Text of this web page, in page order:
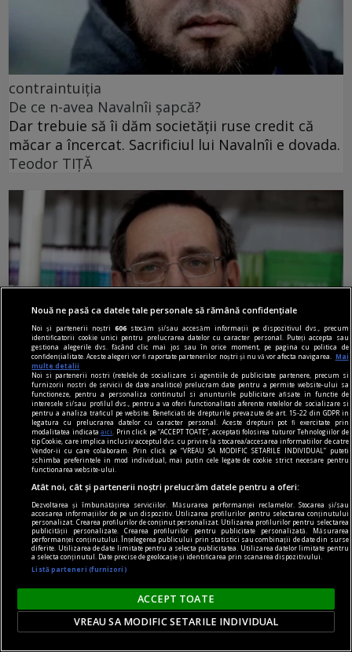
contraintuiția
De ce n-avea Navalnîi șapcă?
Dar trebuie să îi dăm societății ruse credit că
măcar a încercat. Sacrificiul lui Navalnîi e dovada.
Teodor TIŢĂ
la răscruce de gînduri
Succesiunea
Nici Europa nu stă grozav înaintea unor alegeri
care pot să împingă în parlamentele europene
diferiți demagogi cu promisiuni maximale și
capacități mediocre.
Andrei CORNEA
Nouă ne pasă ca datele tale personale să rămână confidențiale
Noi și partenerii noștri606 stocăm și/sau accesăm informații pe dispozitivul dvs., precum
identificatorii cookie unici pentru prelucrarea datelor cu caracter personal. Puteți accepta sau
gestiona alegerile dvs. făcând clic mai jos sau în orice moment, pe pagina cu politica de
confidențialitate. Aceste alegeri vor fi raportate partenerilor noștri și nu vă vor afecta navigarea.
Mai
multe detalii
Noi si partenerii nostri (retelele de socializare si agentiile de publicitate partenere, precum si
furnizorii nostri de servicii de date analitice) prelucram date pentru a permite website-ului sa
functioneze, pentru a personaliza continutul si anunturile publicitare afisate in functie de
interesele si/sau profilul dvs., pentru a va oferi functionalitati aferente retelelor de socializare si
pentru a analiza traficul pe website. Beneficiati de drepturile prevazute de art. 15-22 din GDPR in
legatura cu prelucrarea datelor cu caracter personal. Aceste drepturi pot fi exercitate prin
modalitatea indicataaici
. Prin click pe “ACCEPT TOATE”, acceptati folosirea tuturor Tehnologiilor de
tip Cookie, care implica inclusiv acceptul dvs. cu privire la stocarea/accesarea informatiilor de catre
Vendor-ii cu care colaboram. Prin click pe “VREAU SA MODIFIC SETARILE INDIVIDUAL” puteti
schimba preferintele in mod individual, mai putin cele legate de cookie strict necesare pentru
functionarea website-ului.
Atât noi, cât și partenerii noștri prelucrăm datele pentru a oferi:
Dezvoltarea și îmbunătățirea serviciilor. Măsurarea performanței reclamelor. Stocarea și/sau
accesarea informațiilor de pe un dispozitiv. Utilizarea profilurilor pentru selectarea conținutului
personalizat. Crearea profilurilor de conținut personalizat. Utilizarea profilurilor pentru selectarea
publicității personalizate. Crearea profilurilor pentru publicitate personalizată. Măsurarea
performanței conținutului. Înțelegerea publicului prin statistici sau combinații de date din surse
diferite. Utilizarea de date limitate pentru a selecta publicitatea. Utilizarea datelor limitate pentru
a selecta conținutul. Date precise de geolocație și identificarea prin scanarea dispozitivului.
Listă parteneri (furnizori)
ACCEPT TOATE
VREAU SA MODIFIC SETARILE INDIVIDUAL